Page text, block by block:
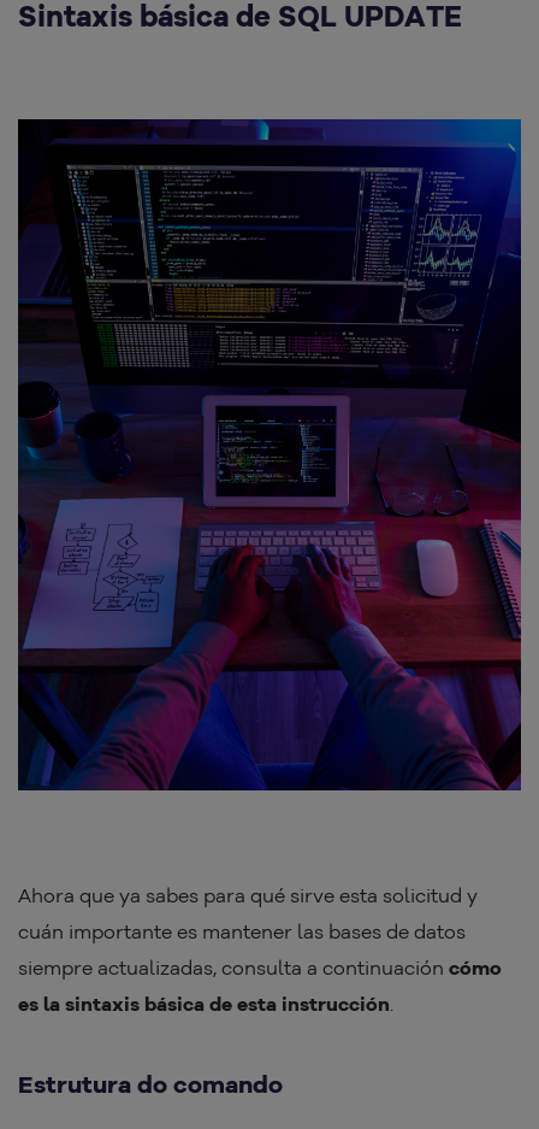
Sintaxis básica de SQL UPDATE
Ahora que ya sabes para qué sirve esta solicitud y
cuán importante es mantener las bases de datos
siempre actualizadas, consulta a continuación cómo
es la sintaxis básica de esta instrucción.
Estrutura do comando